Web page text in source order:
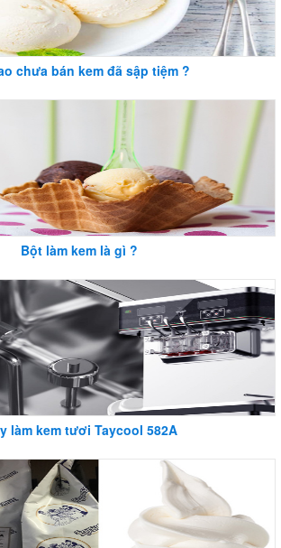
chưa bán kem đã sập tiệm ?
Bột làm kem là gì ?
làm kem tươi Taycool 582A